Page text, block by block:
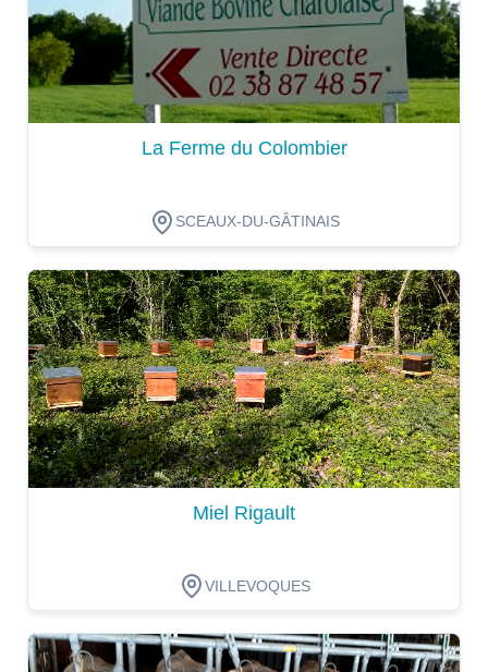
La Ferme du Colombier
SCEAUX-DU-GÂTINAIS
Dégustation
Miel Rigault
VILLEVOQUES